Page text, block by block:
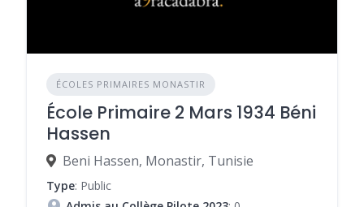
ÉCOLES PRIMAIRES MONASTIR
École Primaire 2 Mars 1934 Béni
Hassen
Beni Hassen, Monastir, Tunisie
Type: Public